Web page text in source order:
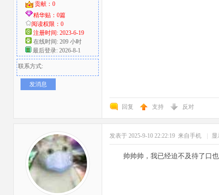
贡献：0
精华贴：0篇
阅读权限：0
注册时间: 2023-6-19
在线时间: 209 小时
最后登录: 2026-8-1
联系方式:
发消息
回复 支持 反对
发表于 2025-9-10 22:22:19 来自手机 显
帅帅帅，我已经迫不及待了口也